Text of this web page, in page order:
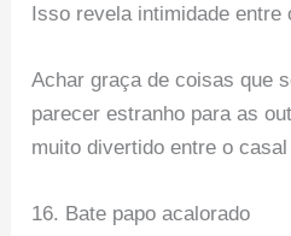
Isso revela intimidade entre
Achar graça de coisas que
parecer estranho para as
muito divertido entre o
16. Bate papo acalorado